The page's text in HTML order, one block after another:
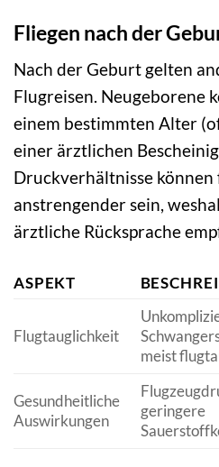
Fliegen nach der
Nach der Geburt gelten
Flugreisen. Neugeborene
einem bestimmten Alter
einer ärztlichen
Druckverhältnisse können
anstrengender sein,
ärztliche Rücksprache
ASPEKT
Flugtauglichkeit
meist
Gesundheitliche
Auswirkungen
geringere